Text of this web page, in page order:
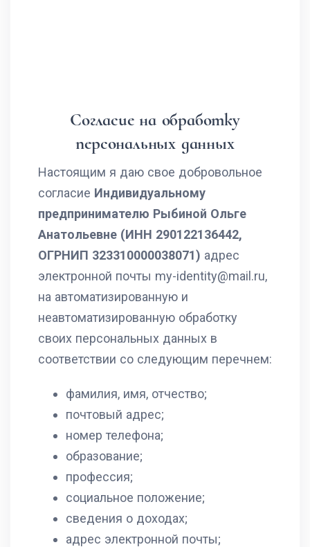
Согласие на обработку
персональных данных
Настоящим я даю свое добровольное
согласие Индивидуальному
предпринимателю Рыбиной Ольге
Анатольевне (ИНН 290122136442,
ОГРНИП 323310000038071) адрес
электронной почты my-identity@mail.ru,
на автоматизированную и
неавтоматизированную обработку
своих персональных данных в
соответствии со следующим перечнем:
фамилия, имя, отчество;
почтовый адрес;
номер телефона;
образование;
профессия;
социальное положение;
сведения о доходах;
адрес электронной почты;